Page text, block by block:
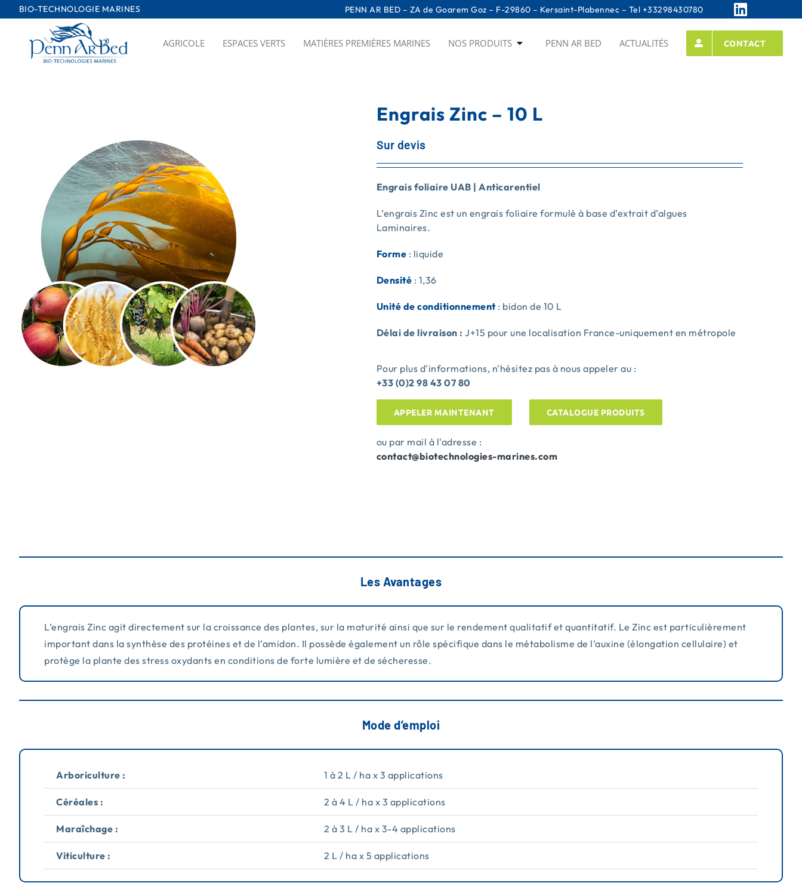
Passer
au
BIO-TECHNOLOGIE MARINES PENN AR BED – ZA de Goarem Goz – F-29860 – Kersaint-Plabennec – Tel +33298430780
AGRICOLE ESPACES VERTS MATIÈRES PREMIÈRES MARINES NOS PRODUITS PENN AR BED ACTUALITÉS CONTACT
Engrais Zinc – 10 L
Sur devis
Engrais foliaire UAB | Anticarentiel
L’engrais Zinc est un engrais foliaire formulé à base d’extrait d’algues
Laminaires.
Forme : liquide
Densité : 1,36
Unité de conditionnement: bidon de 10 L
Délai de livraison : J+15 pour une localisation France-uniquement en métropole
Pour plus d'informations, n'hésitez pas à nous appeler au :
+33 (0)2 98 43 07 80
APPELER MAINTENANT CATALOGUE PRODUITS
ou par mail à l'adresse :
contact@biotechnologies-marines.com
Les Avantages
L’engrais Zinc agit directement sur la croissance des plantes, sur la maturité ainsi que sur le rendement qualitatif et quantitatif. Le Zinc est particulièrement
important dans la synthèse des protéines et de l’amidon. Il possède également un rôle spécifique dans le métabolisme de l’auxine (élongation cellulaire) et
protège la plante des stress oxydants en conditions de forte lumière et de sécheresse.
Mode d’emploi
Arboriculture : 1 à 2 L / ha x 3 applications
Céréales : 2 à 4 L / ha x 3 applications
Maraîchage : 2 à 3 L / ha x 3-4 applications
Viticulture : 2 L / ha x 5 applications